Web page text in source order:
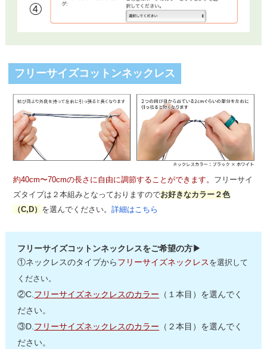
フリーサイズコットンネックレス
約40cm〜70cmの長さに自由に調節することができます。 フリーサイ
ズタイプは２本組みとなっておりますのでお好きなカラー２色
（C,D） を選んでください。 詳細はこちら
フリーサイズコットンネックレスをご希望の方▶
①ネックレスのタイプから フリーサイズネックレス を選択して
ください。
②C. フリーサイズネックレスのカラー （１本目）を選んでく
ださい。
③D. フリーサイズネックレスのカラー （２本目）を選んでく
ださい。